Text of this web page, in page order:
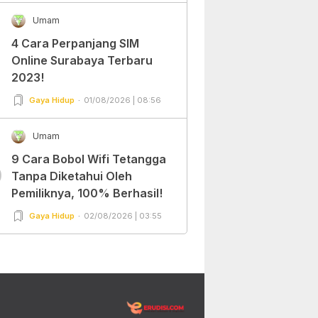
Umam
4 Cara Perpanjang SIM
Online Surabaya Terbaru
2023!
Gaya Hidup 01/08/2026 | 08:56
Umam
9 Cara Bobol Wifi Tetangga
Tanpa Diketahui Oleh
Pemiliknya, 100% Berhasil!
Gaya Hidup 02/08/2026 | 03:55